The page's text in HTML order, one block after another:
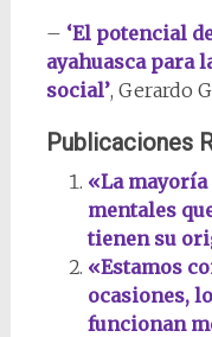
– ‘El potencial
ayahuasca para
social’, Gerardo
Publicaciones
«La mayoría
mentales
tienen su
«Estamos
ocasiones,
funcionan